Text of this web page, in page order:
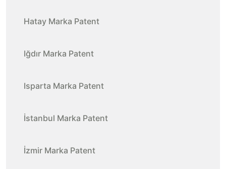
Hatay Marka Patent
Iğdır Marka Patent
Isparta Marka Patent
İstanbul Marka Patent
İzmir Marka Patent